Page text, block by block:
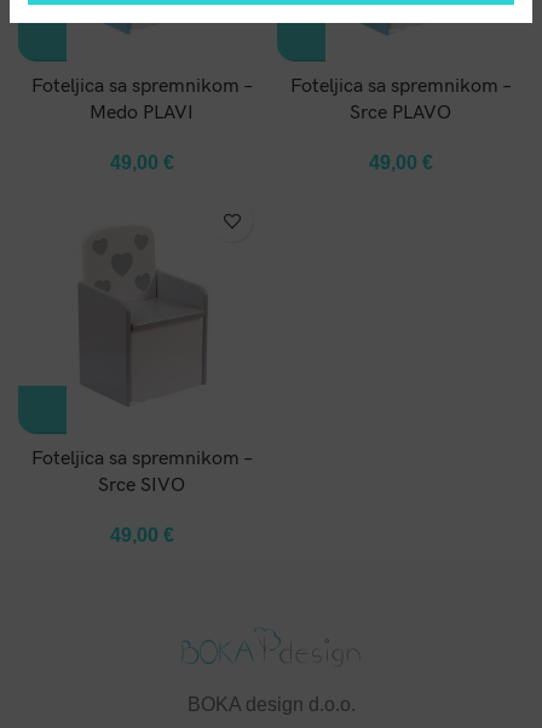
Foteljica sa spremnikom –
Medo PLAVI
49,00 €
Foteljica sa spremnikom –
Srce PLAVO
49,00 €
Foteljica sa spremnikom –
Srce SIVO
49,00 €
BOKA design d.o.o.